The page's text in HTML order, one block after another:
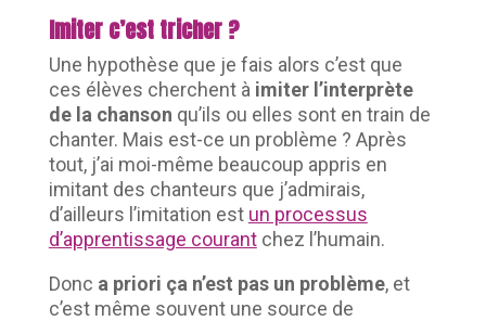
Imiter c’est tricher ?
Une hypothèse que je fais alors c’est que
ces élèves cherchent à imiter l’interprète
de la chanson qu’ils ou elles sont en train de
chanter. Mais est-ce un problème ? Après
tout, j’ai moi-même beaucoup appris en
imitant des chanteurs que j’admirais,
d’ailleurs l’imitation est un processus
d’apprentissage courantchez l’humain.
Donc a priori ça n’est pas un problème, et
c’est même souvent une source de